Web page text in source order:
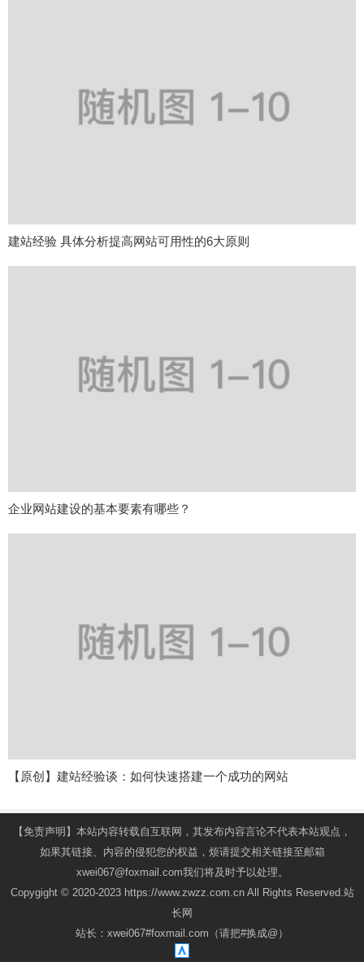
建站经验 具体分析提高网站可用性的6大原则
企业网站建设的基本要素有哪些？
【原创】建站经验谈：如何快速搭建一个成功的网站
【免责声明】本站内容转载自互联网，其发布内容言论不代表本站观点，
如果其链接、内容的侵犯您的权益，烦请提交相关链接至邮箱
xwei067@foxmail.com我们将及时予以处理。
Copygight © 2020-2023 https://www.zwzz.com.cn All Rights Reserved.站
长网
站长：xwei067#foxmail.com（请把#换成@）